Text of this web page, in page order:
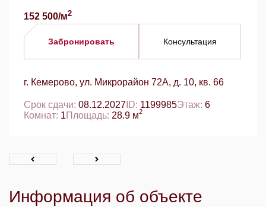
152 500/м2
Забронировать Консультация
г. Кемерово, ул. Микрорайон 72А, д. 10, кв. 66
Срок сдачи: 08.12.2027 ID: 1199985Этаж: 6
Комнат: 1Площадь: 28.9 м2
Информация об объекте